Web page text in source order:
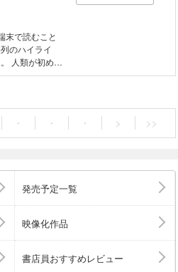
末で読むこと
のハイライ
を築いた人々
シアゲノム」
めにこんな墓
る」 より
はないか？ そ
のではない
検証するに値
何に強かった
に弱い遺伝子
黒かったり青
・ ・ ・ > >>
発売予定一覧
映像化作品
書店員おすすめレビュー